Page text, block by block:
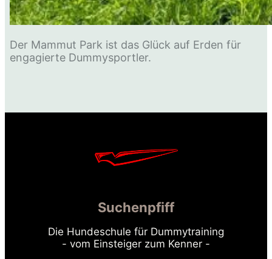
Der Mammut Park ist das Glück auf Erden für
engagierte Dummysportler.
Suchenpfiff
Die Hundeschule für Dummytraining
- vom Einsteiger zum Kenner -